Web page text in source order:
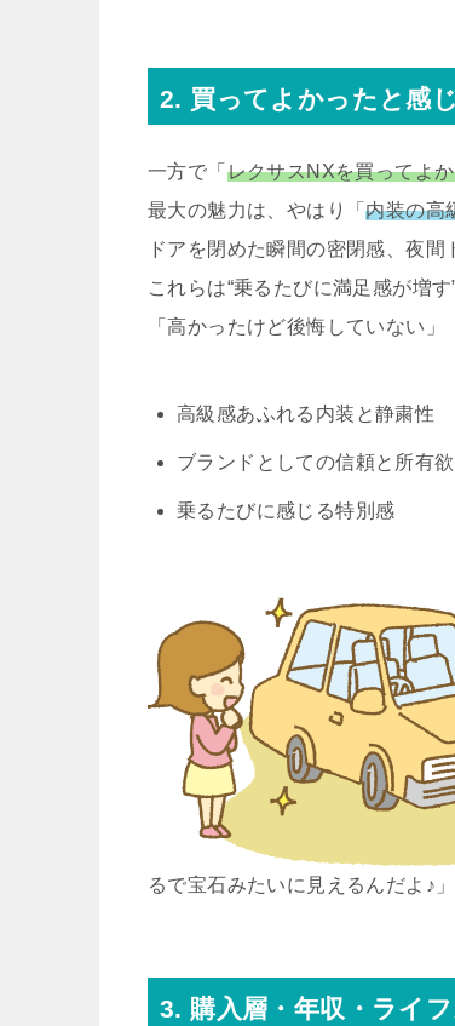
2. 買ってよかったと感
一方で「 レクサスNXを買ってよ
最大の魅力は、やはり「内装の高
ドアを閉めた瞬間の密閉感、夜
これらは“乗るたびに満足感が増す
「高かったけど後悔していない
高級感あふれる内装と静粛性
ブランドとしての信頼と所有
乗るたびに感じる特別感
るで宝石みたいに見えるんだよ♪」
3. 購入層・年収・ライ